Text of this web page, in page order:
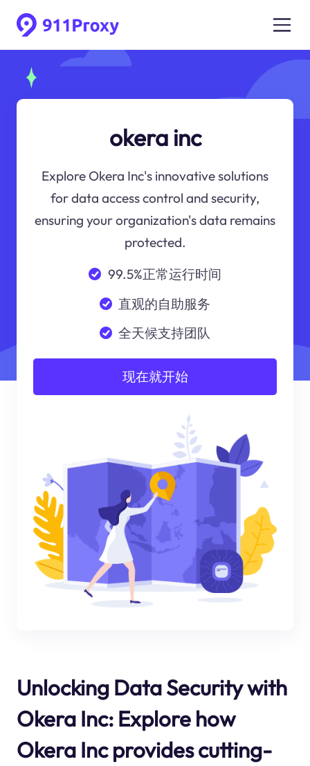
okera inc
Explore Okera Inc's innovative solutions
for data access control and security,
ensuring your organization's data remains
protected.
99.5%正常运行时间
直观的自助服务
全天候支持团队
现在就开始
Unlocking Data Security with
Okera Inc: Explore how
Okera Inc provides cutting-